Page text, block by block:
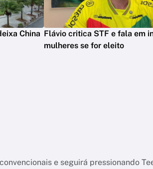
China Flávio critica STF e fala em
mulheres se for eleito
e seguirá pressionando